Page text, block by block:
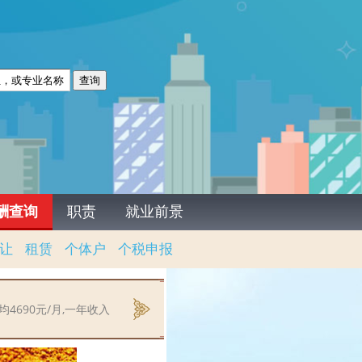
查询 职责 就业前景
租赁 个体户 个税申报
4690元/月,一年收入